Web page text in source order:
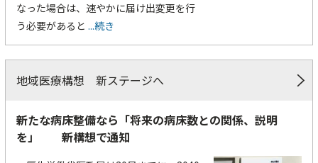
なった場合は、速やかに届け出変更を行
う必要があると ...続き
地域医療構想 新ステージへ
新たな病床整備なら「将来の病床数との関係、説明
を」 新構想で通知